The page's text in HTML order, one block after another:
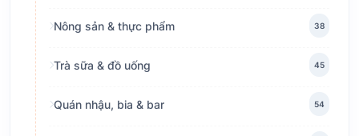
Nông sản & thực phẩm 38
Trà sữa & đồ uống 45
Quán nhậu, bia & bar 54